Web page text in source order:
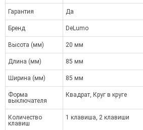
Гарантия Да
Бренд DeLumo
Высота (мм) 20 мм
Длина (мм) 85 мм
Ширина (мм) 85 мм
Форма
выключателя
Квадрат, Круг в круге
Количество
клавиш
1 клавиша, 2 клавиши